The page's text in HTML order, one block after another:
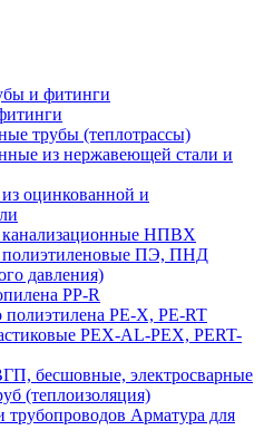
и фитинги
трубы (теплотрассы)
из нержавеющей стали и
оцинкованной и
НПВХ
ПЭ, ПНД
давления)
PP-R
PE-X, PE-RT
PEX-AL-PEX, PERT-
бесшовные, электросварные
(теплоизоляция)
Арматура для